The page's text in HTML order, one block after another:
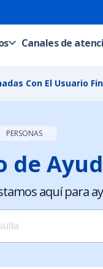
Canales de
Con El Usuario
PERSONAS
de
aquí para